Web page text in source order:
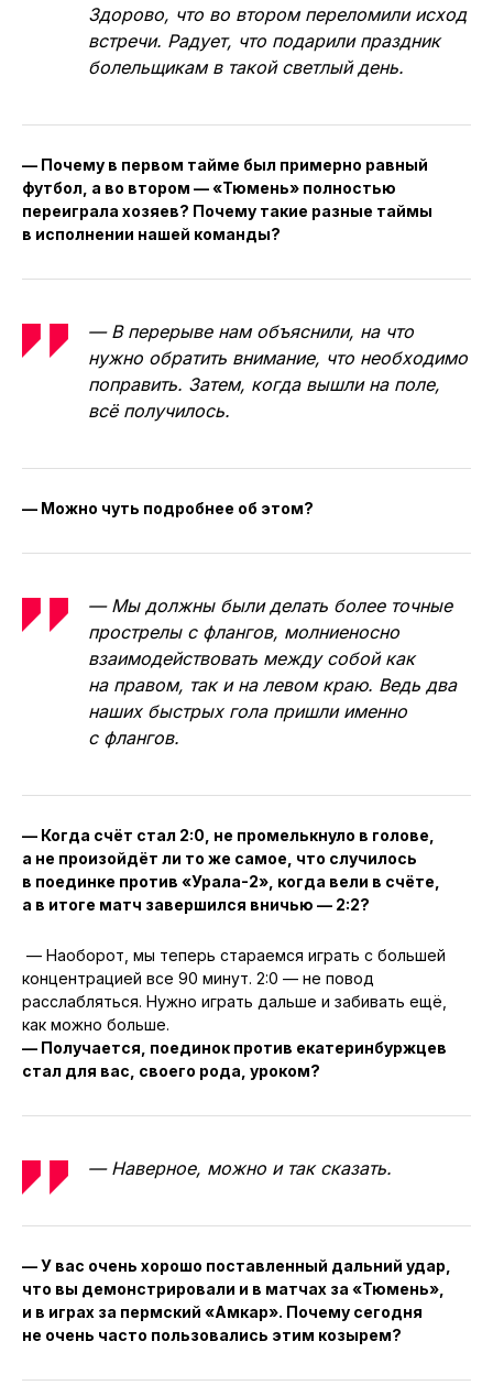
Здорово, что во втором переломили исход
встречи. Радует, что подарили праздник
болельщикам в такой светлый день.
— Почему в первом тайме был примерно равный
футбол, а во втором — «Тюмень» полностью
переиграла хозяев? Почему такие разные таймы
в исполнении нашей команды?
— В перерыве нам объяснили, на что
нужно обратить внимание, что необходимо
поправить. Затем, когда вышли на поле,
всё получилось.
— Можно чуть подробнее об этом?
— Мы должны были делать более точные
прострелы с флангов, молниеносно
взаимодействовать между собой как
на правом, так и на левом краю. Ведь два
наших быстрых гола пришли именно
с флангов.
— Когда счёт стал 2:0, не промелькнуло в голове,
а не произойдёт ли то же самое, что случилось
в поединке против «Урала-2», когда вели в счёте,
а в итоге матч завершился вничью — 2:2?
— Наоборот, мы теперь стараемся играть с большей
концентрацией все 90 минут. 2:0 — не повод
расслабляться. Нужно играть дальше и забивать ещё,
как можно больше.
— Получается, поединок против екатеринбуржцев
стал для вас, своего рода, уроком?
— Наверное, можно и так сказать.
— У вас очень хорошо поставленный дальний удар,
что вы демонстрировали и в матчах за «Тюмень»,
и в играх за пермский «Амкар». Почему сегодня
не очень часто пользовались этим козырем?